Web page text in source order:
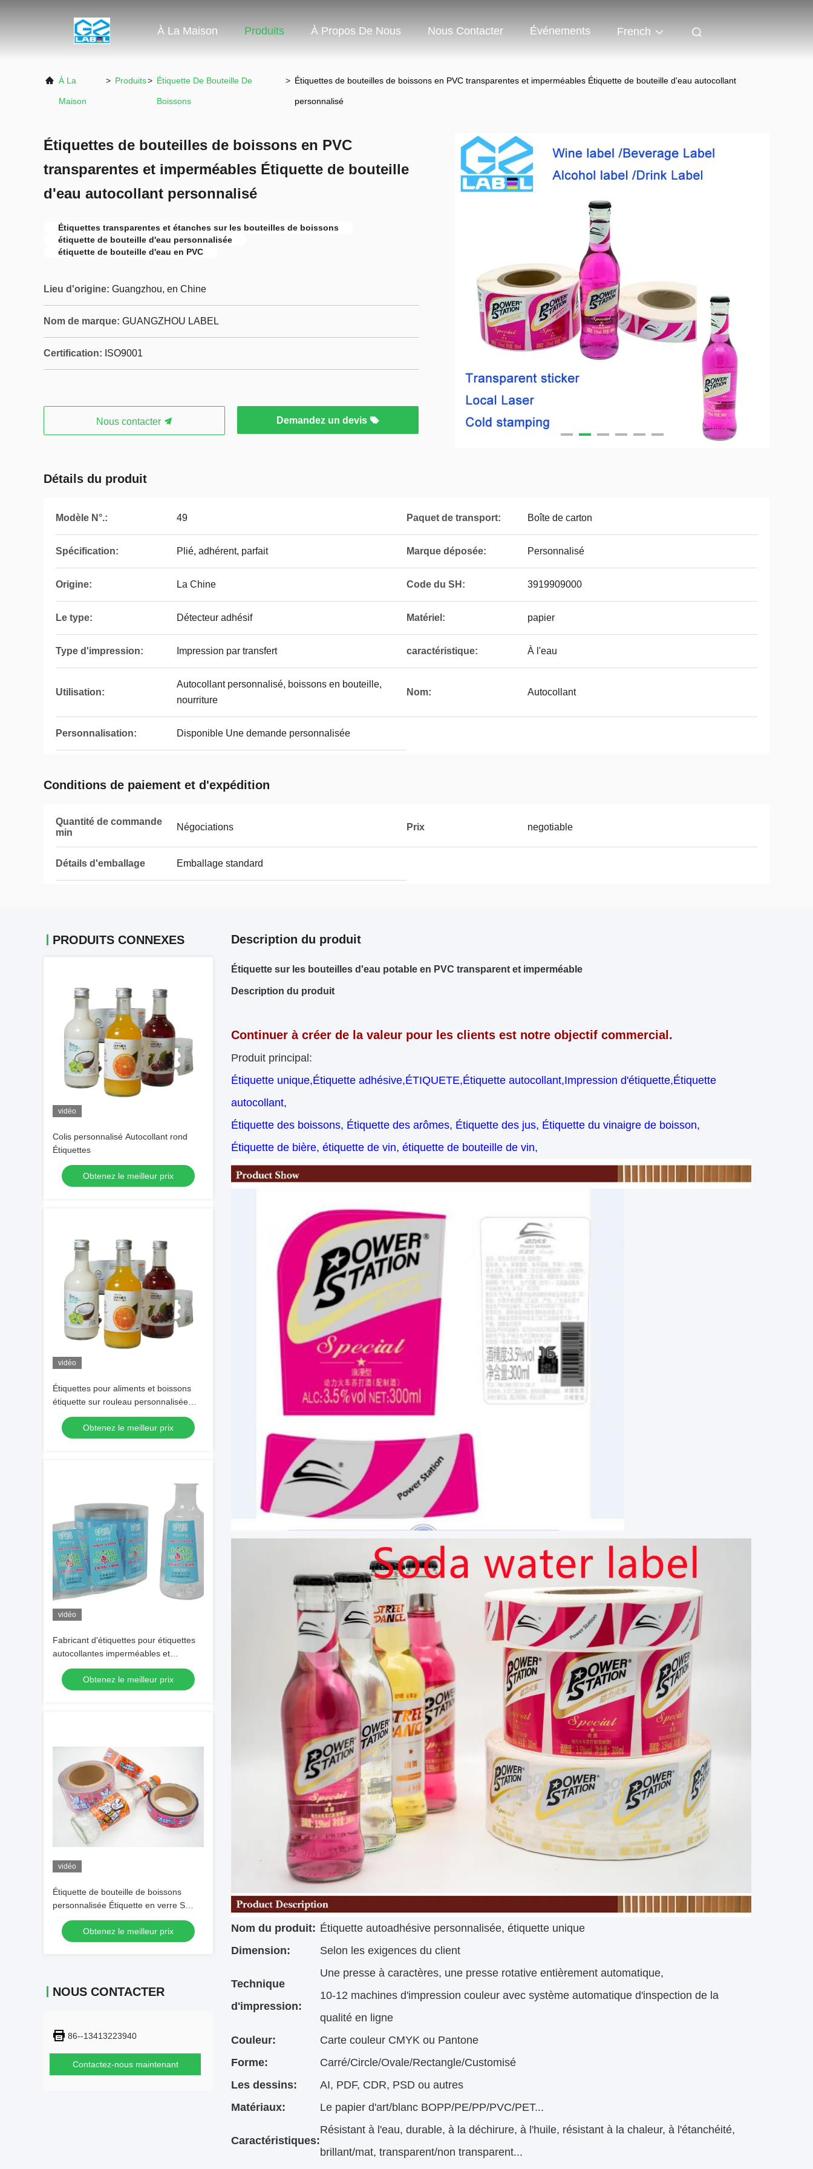
À La Maison Produits À Propos De Nous Nous Contacter Événements French
À La
Maison
> Produits> Étiquette De Bouteille De
Boissons
> Étiquettes de bouteilles de boissons en PVC transparentes et imperméables Étiquette de bouteille d'eau autocollant
personnalisé
Étiquettes de bouteilles de boissons en PVC
transparentes et imperméables Étiquette de bouteille
d'eau autocollant personnalisé
Étiquettes transparentes et étanches sur les bouteilles de boissons
étiquette de bouteille d'eau personnalisée
étiquette de bouteille d'eau en PVC
Lieu d'origine: Guangzhou, en Chine
Nom de marque: GUANGZHOU LABEL
Certification: ISO9001
Nous contacter Demandez un devis
Détails du produit
Modèle N°.: 49 Paquet de transport: Boîte de carton
Spécification: Plié, adhérent, parfait Marque déposée: Personnalisé
Origine: La Chine Code du SH: 3919909000
Le type: Détecteur adhésif Matériel: papier
Type d'impression: Impression par transfert caractéristique: À l'eau
Utilisation:
Autocollant personnalisé, boissons en bouteille,
nourriture
Nom: Autocollant
Personnalisation: Disponible Une demande personnalisée
Conditions de paiement et d'expédition
Quantité de commande
min
Négociations Prix negotiable
Détails d'emballage Emballage standard
PRODUITS CONNEXES
vidéo
Colis personnalisé Autocollant rond
Étiquettes
Obtenez le meilleur prix
vidéo
Étiquettes pour aliments et boissons
étiquette sur rouleau personnalisée
application unique
Obtenez le meilleur prix
vidéo
Fabricant d'étiquettes pour étiquettes
autocollantes imperméables et
durables pour bouteilles d'arômes
Obtenez le meilleur prix
vidéo
Étiquette de bouteille de boissons
personnalisée Étiquette en verre S
brillant
Obtenez le meilleur prix
NOUS CONTACTER
86--13413223940
Contactez-nous maintenant
Description du produit
Étiquette sur les bouteilles d'eau potable en PVC transparent et imperméable
Description du produit
Continuer à créer de la valeur pour les clients est notre objectif commercial.
Produit principal:
Étiquette unique,Étiquette adhésive,ÉTIQUETE,Étiquette autocollant,Impression d'étiquette,Étiquette
autocollant,
Étiquette des boissons, Étiquette des arômes, Étiquette des jus, Étiquette du vinaigre de boisson,
Étiquette de bière, étiquette de vin, étiquette de bouteille de vin,
Nom du produit: Étiquette autoadhésive personnalisée, étiquette unique
Dimension:
Selon les exigences du client
Technique
d'impression:
Une presse à caractères, une presse rotative entièrement automatique,
10-12 machines d'impression couleur avec système automatique d'inspection de la
qualité en ligne
Couleur:
Carte couleur CMYK ou Pantone
Forme:
Carré/Circle/Ovale/Rectangle/Customisé
Les dessins:
AI, PDF, CDR, PSD ou autres
Matériaux:
Le papier d'art/blanc BOPP/PE/PP/PVC/PET...
Caractéristiques:
Résistant à l'eau, durable, à la déchirure, à l'huile, résistant à la chaleur, à l'étanchéité,
brillant/mat, transparent/non transparent...